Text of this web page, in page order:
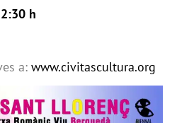
h
a: www.civitascultura.org